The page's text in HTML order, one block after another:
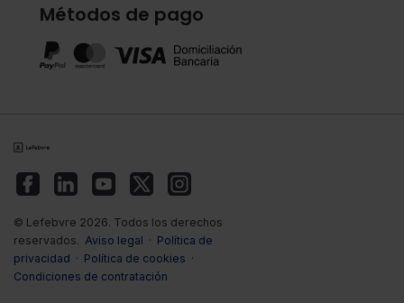
Métodos de pago
© Lefebvre 2026. Todos los derechos
reservados. Aviso legal · Política de
privacidad · Política de cookies ·
Condiciones de contratación